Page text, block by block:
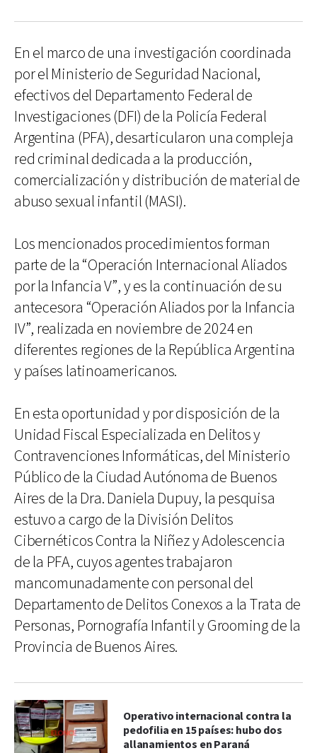
En el marco de una investigación coordinada
por el Ministerio de Seguridad Nacional,
efectivos del Departamento Federal de
Investigaciones (DFI) de la Policía Federal
Argentina (PFA), desarticularon una compleja
red criminal dedicada a la producción,
comercialización y distribución de material de
abuso sexual infantil (MASI).
Los mencionados procedimientos forman
parte de la “Operación Internacional Aliados
por la Infancia V”, y es la continuación de su
antecesora “Operación Aliados por la Infancia
IV”, realizada en noviembre de 2024 en
diferentes regiones de la República Argentina
y países latinoamericanos.
En esta oportunidad y por disposición de la
Unidad Fiscal Especializada en Delitos y
Contravenciones Informáticas, del Ministerio
Público de la Ciudad Autónoma de Buenos
Aires de la Dra. Daniela Dupuy, la pesquisa
estuvo a cargo de la División Delitos
Cibernéticos Contra la Niñez y Adolescencia
de la PFA, cuyos agentes trabajaron
mancomunadamente con personal del
Departamento de Delitos Conexos a la Trata de
Personas, Pornografía Infantil y Grooming de la
Provincia de Buenos Aires.
Operativo internacional contra la
pedofilia en 15 países: hubo dos
allanamientos en Paraná